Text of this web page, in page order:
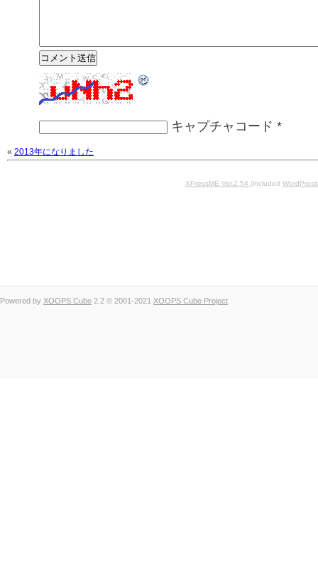
キャプチャコード *
« 2013年になりました
XPressME Ver.2.54 (included
Powered by XOOPS Cube 2.2 © 2001-2021 XOOPS Cube Project